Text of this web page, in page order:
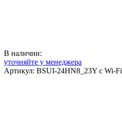
В наличии:
уточняйте у менеджера
Артикул: BSUI-24HN8_23Y с Wi-Fi